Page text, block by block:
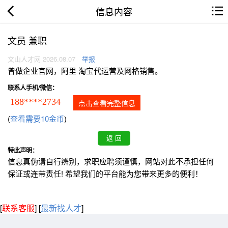
信息内容
文员 兼职
文山人才网 2026.08.07 举报
曾做企业官网，阿里 淘宝代运营及网格销售。
联系人手机/微信：
188****2734 点击查看完整信息
(查看需要10金币)
特此声明：
信息真伪请自行辨别，求职应聘须谨慎，网站对此不承担任何
保证或连带责任! 希望我们的平台能为您带来更多的便利！
[联系客服] [最新找人才]